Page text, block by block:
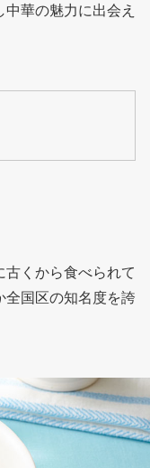
華の魅力に出会え
古くから食べられて
全国区の知名度を誇